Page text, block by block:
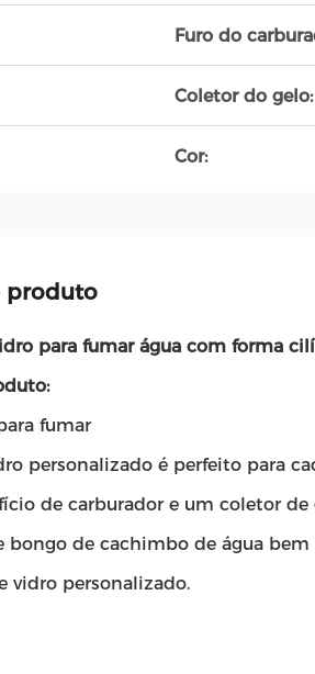
Furo do
Coletor do gelo:
Cor:
produto
para fumar água com forma
fumar
personalizado é perfeito para
de carburador e um coletor
bongo de cachimbo de água
vidro personalizado.